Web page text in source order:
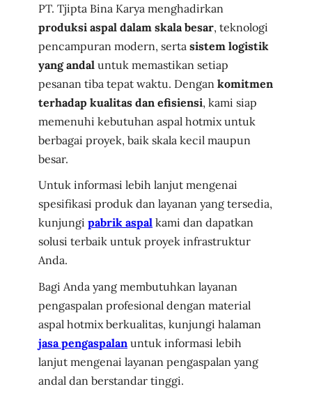
PT. Tjipta Bina Karya menghadirkan
produksi aspal dalam skala besar, teknologi
pencampuran modern, sertasistem logistik
yang andal untuk memastikan setiap
pesanan tiba tepat waktu. Dengankomitmen
terhadap kualitas dan efisiensi, kami siap
memenuhi kebutuhan aspal hotmix untuk
berbagai proyek, baik skala kecil maupun
besar.
Untuk informasi lebih lanjut mengenai
spesifikasi produk dan layanan yang tersedia,
kunjungipabrik aspal kami dan dapatkan
solusi terbaik untuk proyek infrastruktur
Anda.
Bagi Anda yang membutuhkan layanan
pengaspalan profesional dengan material
aspal hotmix berkualitas, kunjungi halaman
jasa pengaspalan untuk informasi lebih
lanjut mengenai layanan pengaspalan yang
andal dan berstandar tinggi.